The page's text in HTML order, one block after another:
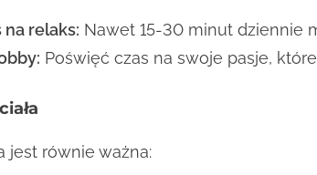
na relaks: Nawet 15-30 minut dziennie
Poświęć czas na swoje pasje,
jest równie ważna: